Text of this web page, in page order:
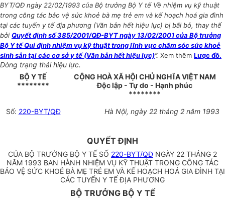
BYT/QĐ ngày 22/02/1993 của Bộ trưởng Bộ Y tế Về nhiệm vụ kỹ thuật
trong công tác bảo vệ sức khoẻ bà mẹ trẻ em và kế hoạch hoá gia đình
tại các tuyến y tế địa phương (Văn bản hết hiệu lực) bị bãi bỏ, thay thế
bởi Quyết định số 385/2001/QĐ-BYT ngày 13/02/2001 của Bộ trưởng
Bộ Y tế Qui định nhiệm vụ kỹ thuật trong lĩnh vực chăm sóc sức khoẻ
sinh sản tại các cơ sở y tế (Văn bản hết hiệu lực)”. Xem thêm Lược đồ.
Dòng trạng thái hiệu lực.
BỘ Y TẾ
********
CỘNG HOÀ XÃ HỘI CHỦ NGHĨA VIỆT NAM
Độc lập - Tự do - Hạnh phúc
********
Số: 220-BYT/QĐ Hà Nội, ngày 22 tháng 2 năm 1993
QUYẾT ĐỊNH
CỦA BỘ TRƯỞNG BỘ Y TẾ SỐ 220-BYT/QĐ NGÀY 22 THÁNG 2
NĂM 1993 BAN HÀNH NHIỆM VỤ KỸ THUẬT TRONG CÔNG TÁC
BẢO VỆ SỨC KHOẺ BÀ MẸ TRẺ EM VÀ KẾ HOẠCH HOÁ GIA ĐÌNH TẠI
CÁC TUYẾN Y TẾ ĐỊA PHƯƠNG
BỘ TRƯỞNG BỘ Y TẾ